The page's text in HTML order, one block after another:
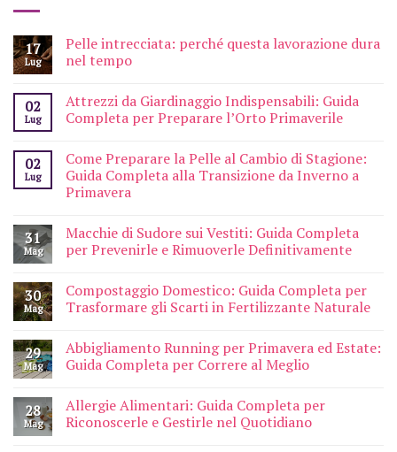
17
Lug
Pelle intrecciata: perché questa lavorazione dura
nel tempo
02
Lug
Attrezzi da Giardinaggio Indispensabili: Guida
Completa per Preparare l’Orto Primaverile
02
Lug
Come Preparare la Pelle al Cambio di Stagione:
Guida Completa alla Transizione da Inverno a
Primavera
31
Mag
Macchie di Sudore sui Vestiti: Guida Completa
per Prevenirle e Rimuoverle Definitivamente
30
Mag
Compostaggio Domestico: Guida Completa per
Trasformare gli Scarti in Fertilizzante Naturale
29
Mag
Abbigliamento Running per Primavera ed Estate:
Guida Completa per Correre al Meglio
28
Mag
Allergie Alimentari: Guida Completa per
Riconoscerle e Gestirle nel Quotidiano